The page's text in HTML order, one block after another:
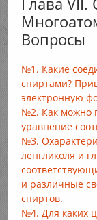
Вопросы
№1. Какие
спиртами?
электронную
№2. Как можно
уравнение
№3.
ленгликоля и
и различные
спиртов.
№4. Для каких